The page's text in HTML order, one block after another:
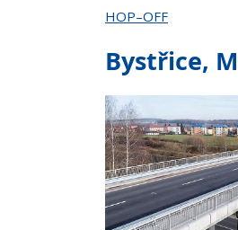
HOP–OFF
Bystřice,